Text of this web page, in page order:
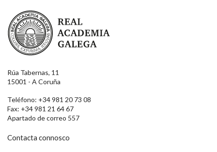
Real Academia Galega
Rúa Tabernas, 11
15001 - A Coruña
Teléfono: +34 981 20 73 08
Fax: +34 981 21 64 67
Apartado de correo 557
Contacta connosco